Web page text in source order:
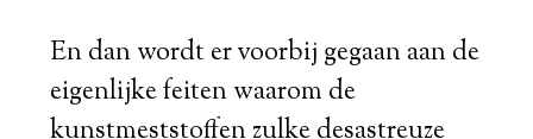
En dan wordt er voorbij gegaan aan de
eigenlijke feiten waarom de